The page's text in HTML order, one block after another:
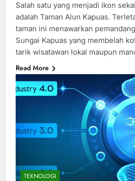
Salah satu yang menjadi ikon
adalah Taman Alun Kapuas.
taman ini menawarkan
Sungai Kapuas yang membelah
tarik wisatawan lokal maupun
Read More
TEKNOLOGI